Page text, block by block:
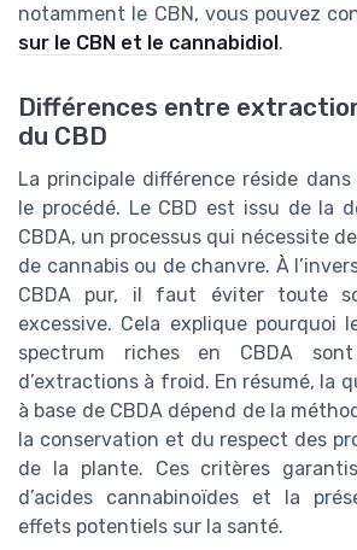
notamment le CBN, vous pouvez
sur le CBN et le cannabidiol.
Différences entre
du CBD
La principale différence réside
le procédé. Le CBD est issu de la
CBDA, un processus qui nécessite
de cannabis ou de chanvre. À
CBDA pur, il faut éviter toute
excessive. Cela explique pourquoi
spectrum riches en CBDA
d’extractions à froid. En résumé, la
à base de CBDA dépend de la
la conservation et du respect des
de la plante. Ces critères
d’acides cannabinoïdes et la
effets potentiels sur la santé.